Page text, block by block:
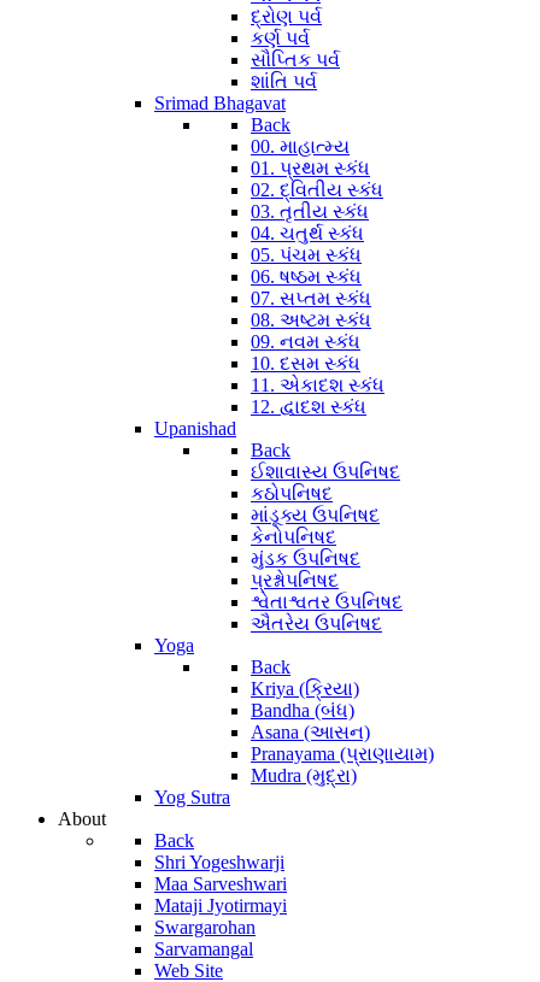
દ્રોણ પર્વ
કર્ણ પર્વ
સૌપ્તિક પર્વ
શાંતિ પર્વ
Srimad Bhagavat
Back
00. માહાત્મ્ય
01. પ્રથમ સ્કંધ
02. દ્વિતીય સ્કંધ
03. તૃતીય સ્કંધ
04. ચતુર્થ સ્કંધ
05. પંચમ સ્કંધ
06. ષષ્ઠમ સ્કંધ
07. સપ્તમ સ્કંધ
08. અષ્ટમ સ્કંધ
09. નવમ સ્કંધ
10. દસમ સ્કંધ
11. એકાદશ સ્કંધ
12. દ્વાદશ સ્કંધ
Upanishad
Back
ઈશાવાસ્ય ઉપનિષદ
કઠોપનિષદ
માંડૂક્ય ઉપનિષદ
કેનોપનિષદ
મુંડક ઉપનિષદ
પ્રશ્નોપનિષદ
શ્વેતાશ્વતર ઉપનિષદ
ઐતરેય ઉપનિષદ
Yoga
Back
Kriya (ક્રિયા)
Bandha (બંધ)
Asana (આસન)
Pranayama (પ્રાણાયામ)
Mudra (મુદ્રા)
Yog Sutra
About
Back
Shri Yogeshwarji
Maa Sarveshwari
Mataji Jyotirmayi
Swargarohan
Sarvamangal
Web Site